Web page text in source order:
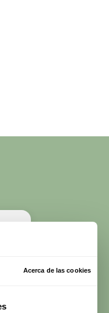
Acerca de las cookies
la